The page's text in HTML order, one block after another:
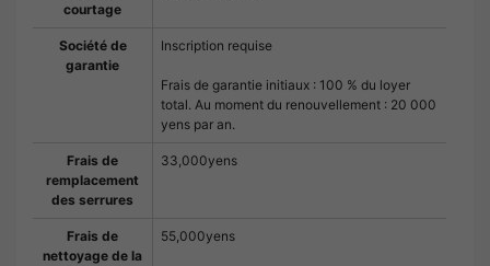
courtage
Société de
garantie
Inscription requise
Frais de garantie initiaux : 100 % du loyer
total. Au moment du renouvellement : 20 000
yens par an.
Frais de
remplacement
des serrures
33,000yens
Frais de
nettoyage de la
55,000yens